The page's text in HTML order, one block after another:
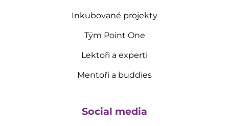
Inkubované projekty
Tým Point One
Lektoři a experti
Mentoři a buddies
Social media